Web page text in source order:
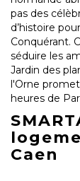
pas des
d’histoire
Conquérant.
séduire les
Jardin des
l'Orne
heures de
Caen